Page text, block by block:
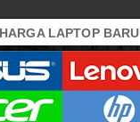
LAPTOP BARU